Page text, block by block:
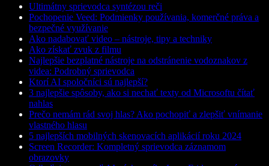
Ultimátny sprievodca syntézou reči
Pochopenie Veed: Podmienky používania, komerčné práva a
bezpečné využívanie
Ako nadabovať video – nástroje, tipy a techniky
Ako získať zvuk z filmu
Najlepšie bezplatné nástroje na odstránenie vodoznakov z
videa: Podrobný sprievodca
Ktorí AI spoločníci sú najlepší?
3 najlepšie spôsoby, ako si nechať texty od Microsoftu čítať
nahlas
Prečo nemám rád svoj hlas? Ako pochopiť a zlepšiť vnímanie
vlastného hlasu
5 najlepších mobilných skenovacích aplikácií roku 2024
Screen Recorder: Kompletný sprievodca záznamom
obrazovky